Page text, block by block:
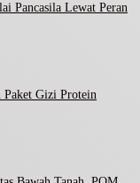
Pancasila Lewat Peran
Paket Gizi Protein